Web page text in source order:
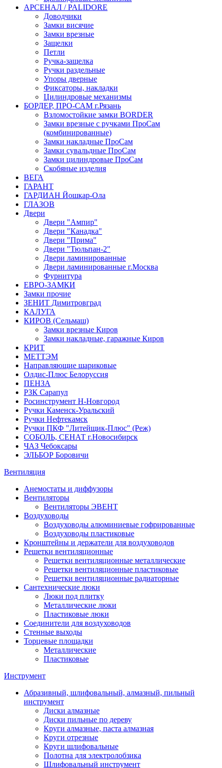
АРСЕНАЛ / PALIDORE
Доводчики
Замки висячие
Замки врезные
Защелки
Петли
Ручка-защелка
Ручки раздельные
Упоры дверные
Фиксаторы, накладки
Цилиндровые механизмы
БОРДЕР, ПРО-САМ г.Рязань
Взломостойкие замки BORDER
Замки врезные с ручками ПроСам
(комбинированные)
Замки накладные ПроСам
Замки сувальдные ПроСам
Замки цилиндровые ПроСам
Скобяные изделия
ВЕГА
ГАРАНТ
ГАРДИАН Йошкар-Ола
ГЛАЗОВ
Двери
Двери "Ампир"
Двери "Канадка"
Двери "Прима"
Двери "Тюльпан-2"
Двери ламинированные
Двери ламинированные г.Москва
Фурнитура
ЕВРО-ЗАМКИ
Замки прочие
ЗЕНИТ Димитровград
КАЛУГА
КИРОВ (Сельмаш)
Замки врезные Киров
Замки накладные, гаражные Киров
КРИТ
МЕТТЭМ
Направляющие шариковые
Олдис-Плюс Белоруссия
ПЕНЗА
РЗК Сарапул
Росинструмент Н-Новгород
Ручки Каменск-Уральский
Ручки Нефтекамск
Ручки ПКФ "Литейщик-Плюс" (Реж)
СОБОЛЬ, СЕНАТ г.Новосибирск
ЧАЗ Чебоксары
ЭЛЬБОР Боровичи
Вентиляция
Анемостаты и диффузоры
Вентиляторы
Вентиляторы ЭВЕНТ
Воздуховоды
Воздуховоды алюминиевые гофрированные
Воздуховоды пластиковые
Кронштейны и держатели для воздуховодов
Решетки вентиляционные
Решетки вентиляционные металлические
Решетки вентиляционные пластиковые
Решетки вентиляционные радиаторные
Сантехнические люки
Люки под плитку
Металлические люки
Пластиковые люки
Соединители для воздуховодов
Стенные выходы
Торцевые площадки
Металлические
Пластиковые
Инструмент
Абразивный, шлифовальный, алмазный, пильный
инструмент
Диски алмазные
Диски пильные по дереву
Круги алмазные, паста алмазная
Круги отрезные
Круги шлифовальные
Полотна для электролобзика
Шлифовальный инструмент